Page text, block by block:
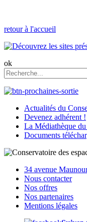
retour à l'accueil
ok
Actualités du
Devenez adhérent !
La Médiathèque
Documents
34 avenue
Nous contacter
Nos offres
Nos partenaires
Mentions légales